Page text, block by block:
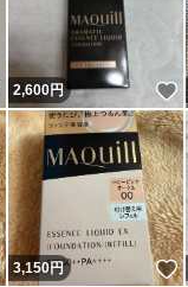
いいね！
2,600円
いいね！
3,150円